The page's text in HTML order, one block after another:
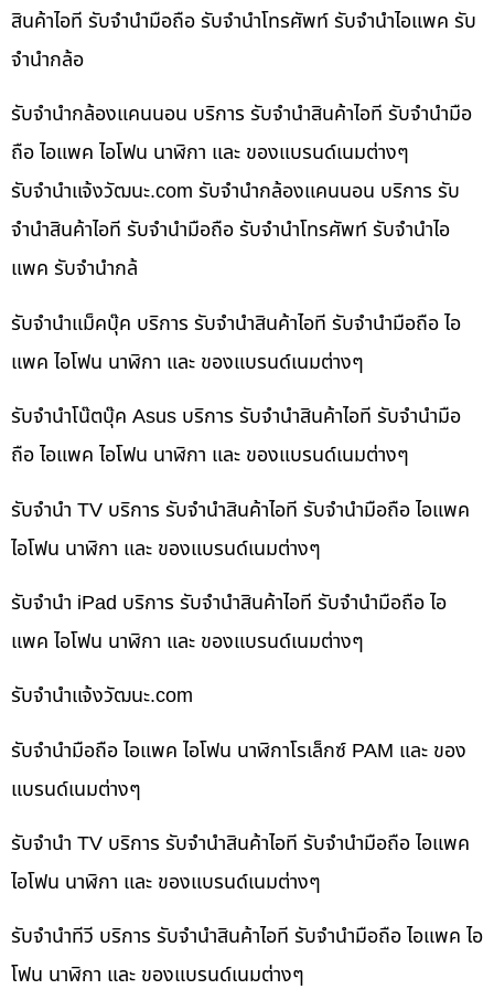
สินค้าไอที รับจำนำมือถือ รับจำนำโทรศัพท์ รับจำนำไอแพค รับ
จำนำกล้อ
รับจำนำกล้องแคนนอน บริการ รับจำนำสินค้าไอที รับจำนำมือ
ถือ ไอแพค ไอโฟน นาฬิกา และ ของแบรนด์เนมต่างๆ
รับจํานําแจ้งวัฒนะ.com รับจำนำกล้องแคนนอน บริการ รับ
จำนำสินค้าไอที รับจำนำมือถือ รับจำนำโทรศัพท์ รับจำนำไอ
แพค รับจำนำกล้
รับจำนำแม็คบุ๊ค บริการ รับจำนำสินค้าไอที รับจำนำมือถือ ไอ
แพค ไอโฟน นาฬิกา และ ของแบรนด์เนมต่างๆ
รับจำนำโน๊ตบุ๊ค Asus บริการ รับจำนำสินค้าไอที รับจำนำมือ
ถือ ไอแพค ไอโฟน นาฬิกา และ ของแบรนด์เนมต่างๆ
รับจำนำ TV บริการ รับจำนำสินค้าไอที รับจำนำมือถือ ไอแพค
ไอโฟน นาฬิกา และ ของแบรนด์เนมต่างๆ
รับจำนำ iPad บริการ รับจำนำสินค้าไอที รับจำนำมือถือ ไอ
แพค ไอโฟน นาฬิกา และ ของแบรนด์เนมต่างๆ
รับจํานําแจ้งวัฒนะ.com
รับจำนำมือถือ ไอแพค ไอโฟน นาฬิกาโรเล็กซ์ PAM และ ของ
แบรนด์เนมต่างๆ
รับจำนำ TV บริการ รับจำนำสินค้าไอที รับจำนำมือถือ ไอแพค
ไอโฟน นาฬิกา และ ของแบรนด์เนมต่างๆ
รับจำนำทีวี บริการ รับจำนำสินค้าไอที รับจำนำมือถือ ไอแพค ไอ
โฟน นาฬิกา และ ของแบรนด์เนมต่างๆ